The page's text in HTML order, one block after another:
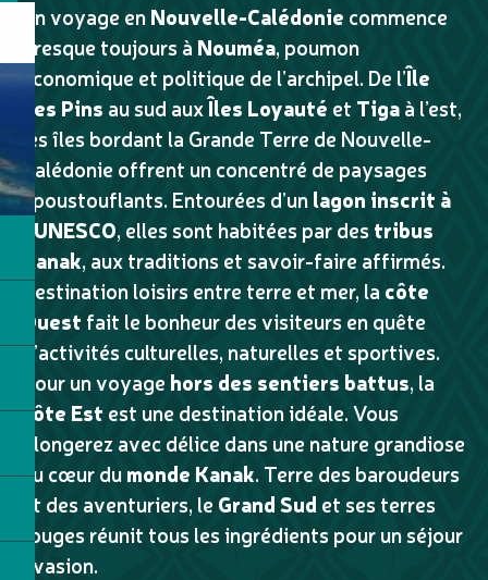
Un voyage enNouvelle-Calédonie commence
presque toujours à Nouméa, poumon
économique et politique de l’archipel. De l’Île
des Pins au sud auxÎles Loyauté et Tigaà l’est,
les îles bordant la Grande Terre de Nouvelle-
Calédonie offrent un concentré de paysages
époustouflants. Entourées d’unlagon inscrit à
l’UNESCO, elles sont habitées par des tribus
Kanak, aux traditions et savoir-faire affirmés.
Destination loisirs entre terre et mer, la côte
Ouest fait le bonheur des visiteurs en quête
d’activités culturelles, naturelles et sportives.
Pour un voyage hors des sentiers battus, la
côte Est est une destination idéale. Vous
plongerez avec délice dans une nature grandiose
au cœur dumonde Kanak. Terre des baroudeurs
et des aventuriers, le Grand Sud et ses terres
rouges réunit tous les ingrédients pour un séjour
évasion.